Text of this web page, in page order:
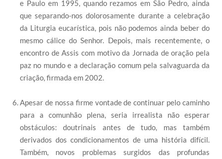
e Paulo em 1995, quando rezamos em São Pedro, ainda
que separando-nos dolorosamente durante a celebração
da Liturgia eucarística, pois não podemos ainda beber do
mesmo cálice do Senhor. Depois, mais recentemente, o
encontro de Assis com motivo da Jornada de oração pela
paz no mundo e a declaração comum pela salvaguarda da
criação, firmada em 2002.
Apesar de nossa firme vontade de continuar pelo caminho
para a comunhão plena, seria irrealista não esperar
obstáculos: doutrinais antes de tudo, mas também
derivados dos condicionamentos de uma história difícil.
Também, novos problemas surgidos das profundas